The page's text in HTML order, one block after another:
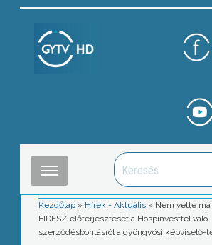
Kezdőlap » Hírek - Aktuális » Nem vette
FIDESZ előterjesztését a Hospinvesttel való
szerződésbontásról a gyöngyösi képviselő-